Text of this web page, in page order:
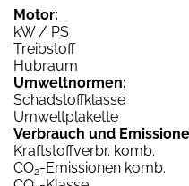
Motor:
kW / PS
Treibstoff
Hubraum
Umweltnormen:
Schadstoffklasse
Umweltplakette
Verbrauch und
Kraftstoffverbr. komb.
CO2-Emissionen komb.